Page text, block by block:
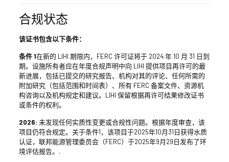
合规状态
该证书包含以下条件：
条件 1在新的 LIHI 期限内，FERC 许可证将于 2024 年 10 月 31 日到
期。设施所有者应在年度合规声明中向 LIHI 提供项目再许可的最
新进展，包括已提交的研究报告、机构对其的评论、任何所需的
附加研究（包括范围和时间表）、所有 FERC 备案文件、资源机
构咨询以及机构规定和建议。LIHI 保留根据再许可结果修改证书
或条件的权利。
2026: 未发现任何实质性变更或合规性问题。根据年度审查，该
项目仍符合规定。关于条件1，该项目于2025年10月31日获得水质
认证，联邦能源管理委员会（FERC）于2025年9月29日发布了环
境评估报告。.